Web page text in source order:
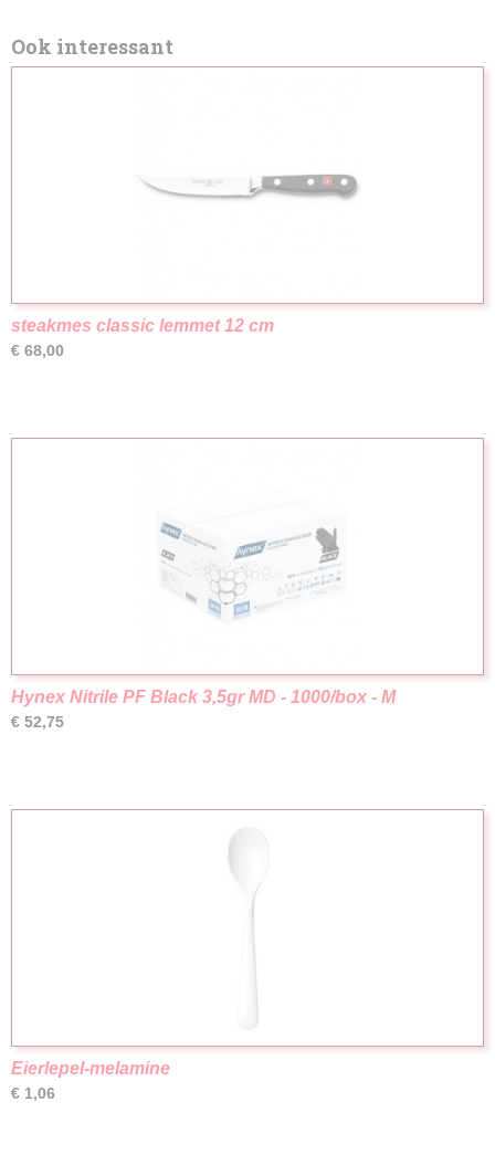
Ook interessant
steakmes classic lemmet 12 cm
€ 68,00
Hynex Nitrile PF Black 3,5gr MD - 1000/box - M
€ 52,75
Eierlepel-melamine
€ 1,06